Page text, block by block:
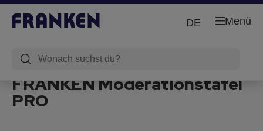
Menü
DE
FRANKEN Moderationstafel
PRO